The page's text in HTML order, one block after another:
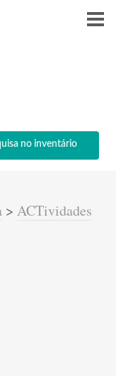
no inventário
>ACTividades